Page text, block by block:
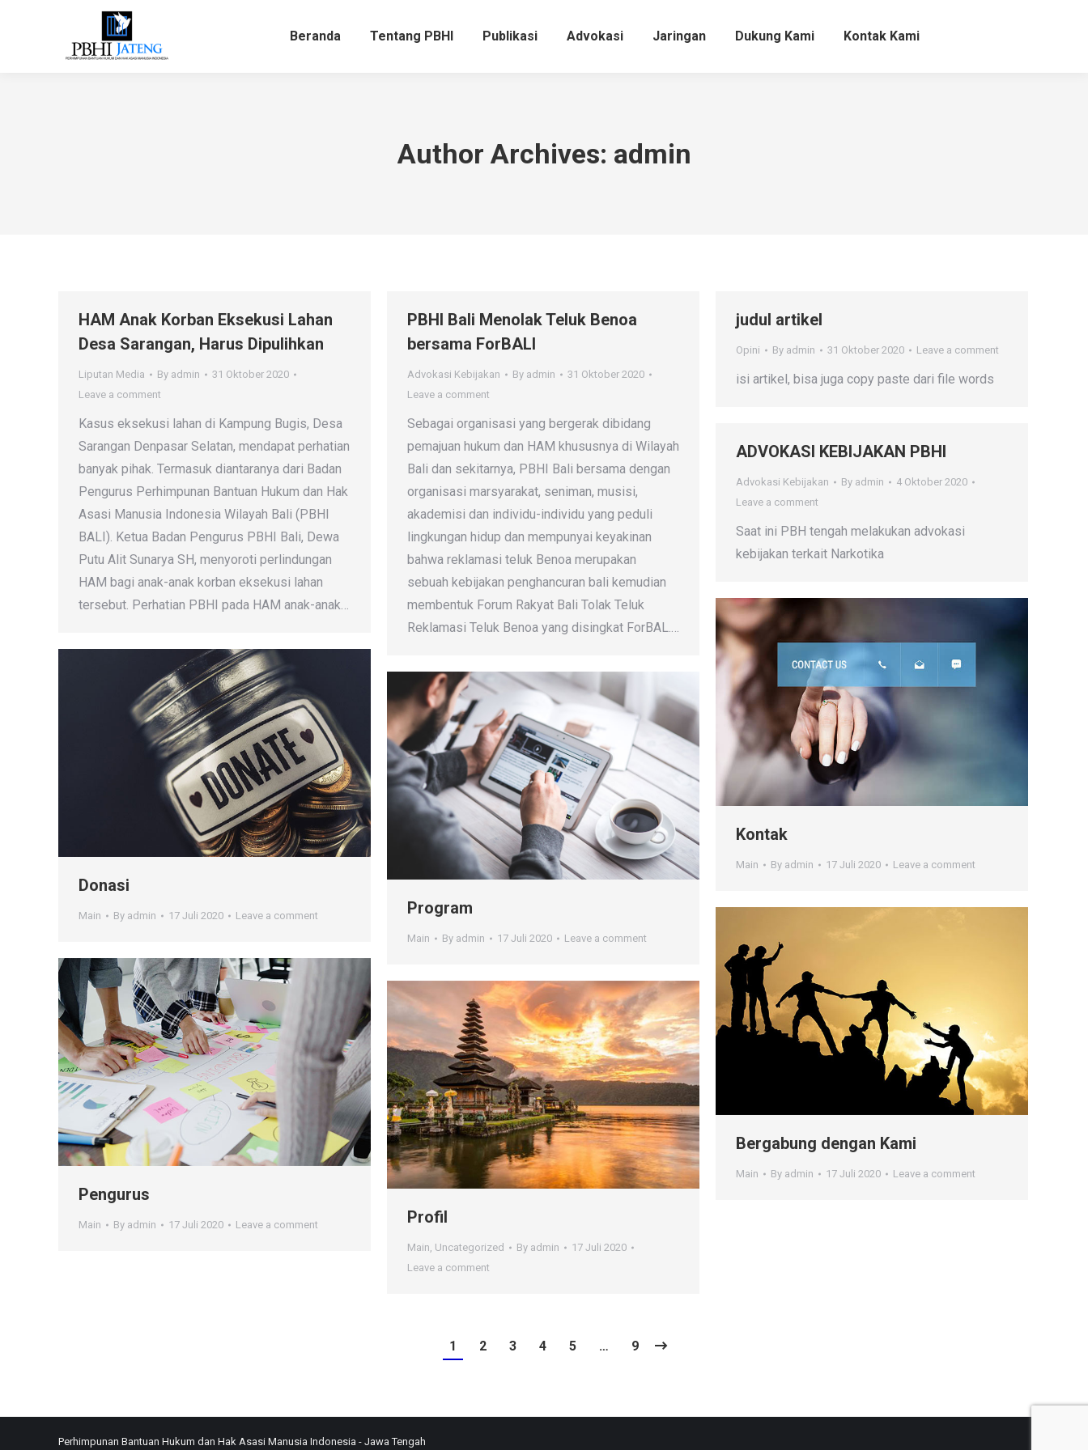
Beranda Tentang PBHI Publikasi Advokasi Jaringan Dukung Kami Kontak Kami
Author Archives: admin
HAM Anak Korban Eksekusi Lahan
Desa Sarangan, Harus Dipulihkan
Liputan Media By admin
31 Oktober 2020
Leave a comment
Kasus eksekusi lahan di Kampung Bugis, Desa
Sarangan Denpasar Selatan, mendapat perhatian
banyak pihak. Termasuk diantaranya dari Badan
Pengurus Perhimpunan Bantuan Hukum dan Hak
Asasi Manusia Indonesia Wilayah Bali (PBHI
BALI). Ketua Badan Pengurus PBHI Bali, Dewa
Putu Alit Sunarya SH, menyoroti perlindungan
HAM bagi anak-anak korban eksekusi lahan
tersebut. Perhatian PBHI pada HAM anak-anak…
PBHI Bali Menolak Teluk Benoa
bersama ForBALI
Advokasi Kebijakan By admin
31 Oktober 2020
Leave a comment
Sebagai organisasi yang bergerak dibidang
pemajuan hukum dan HAM khususnya di Wilayah
Bali dan sekitarnya, PBHI Bali bersama dengan
organisasi marsyarakat, seniman, musisi,
akademisi dan individu-individu yang peduli
lingkungan hidup dan mempunyai keyakinan
bahwa reklamasi teluk Benoa merupakan
sebuah kebijakan penghancuran bali kemudian
membentuk Forum Rakyat Bali Tolak Teluk
Reklamasi Teluk Benoa yang disingkat ForBAL.…
judul artikel
Opini By admin 31 Oktober 2020 Leave a comment
isi artikel, bisa juga copy paste dari file words
ADVOKASI KEBIJAKAN PBHI
Advokasi Kebijakan By admin
4 Oktober 2020
Leave a comment
Saat ini PBH tengah melakukan advokasi
kebijakan terkait Narkotika
Kontak
Main By admin 17 Juli 2020 Leave a comment
Donasi
Main By admin 17 Juli 2020 Leave a comment Program
Main By admin 17 Juli 2020 Leave a comment
Bergabung dengan Kami
Main By admin 17 Juli 2020 Leave a comment
Pengurus
Main By admin 17 Juli 2020 Leave a comment Profil
Main, Uncategorized By admin
17 Juli 2020
Leave a comment
1 2 3 4 5 … 9
Perhimpunan Bantuan Hukum dan Hak Asasi Manusia Indonesia - Jawa Tengah
Beranda Tentang PBHI Publikasi Advokasi Jaringan Dukung Kami Kontak Kami